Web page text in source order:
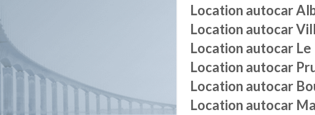
Location autocar
Location autocar
Location autocar
Location autocar
Location autocar
Location autocar